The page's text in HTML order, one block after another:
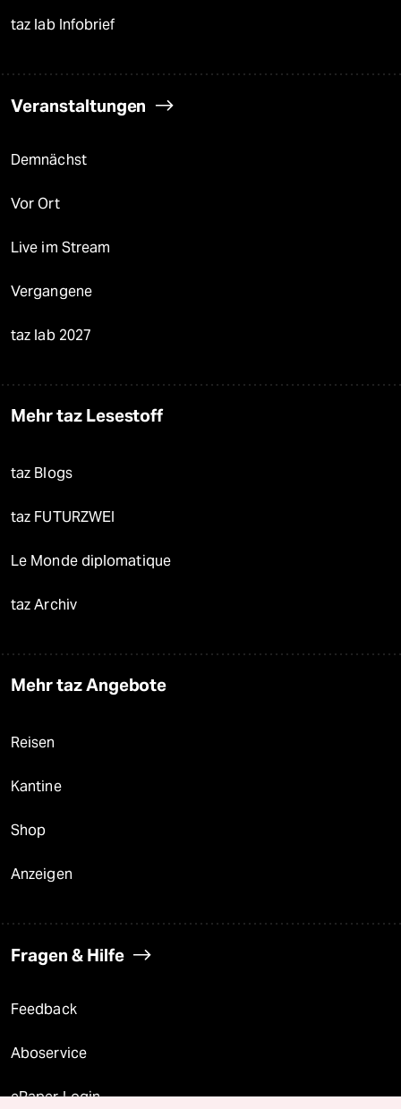
taz lab Infobrief
Veranstaltungen
Demnächst
Vor Ort
Live im Stream
Vergangene
taz lab 2027
Mehr taz Lesestoff
taz Blogs
taz FUTURZWEI
Le Monde diplomatique
taz Archiv
Mehr taz Angebote
Reisen
Kantine
Shop
Anzeigen
Fragen & Hilfe
Feedback
Aboservice
ePaper Login